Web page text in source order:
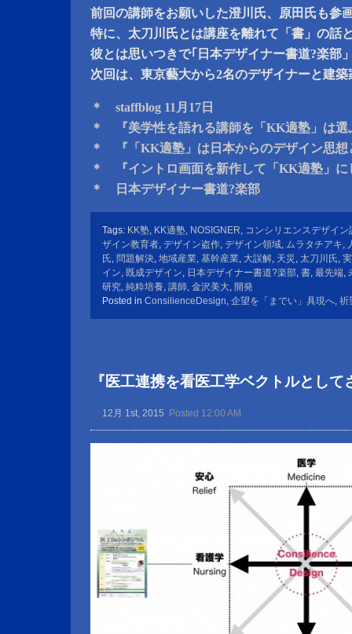
前回の講師をお願いした澄川氏、原田氏も参
特に、太刀川氏とは講座を離れて「書」の話
彼とは思いつきで｢日本デザイナー書道?楽部
次回は、東京藝大から2名のデザイナーと建
＊ staffblog 11月17日
＊ 『美学性を語れる講師を「KK適塾」は選
＊ 『「KK適塾」は日本からのデザイン思想
＊ 『イントロ画面を新作して「KK適塾」に
＊ 日本デザイナー書道?楽部
Tags: KK塾, KK適塾, NOSIGNER, コンシリエンスデザイン
ザイン教育者, デザイン盗作, デザイン領域, ムラタチアキ,
氏, 問題解決, 地域産業, 基幹産業, 大誤解, 天災 , 太刀川氏,
イン, 既成デザイン, 日本デザイナー書道?楽部, 書, 最先端,
研究, 純粋培養, 講師, 金沢美大, 開発
Posted in ConsilienceDesign, 企望を「までい」具現へ, 祈
『医工連携を看医工学ベクトルとして
12月 1st, 2015 Posted 12:00 AM